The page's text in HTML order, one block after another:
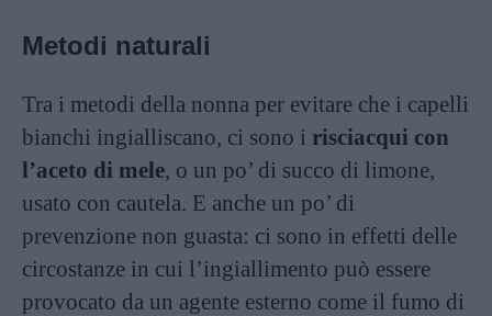
Metodi naturali
Tra i metodi della nonna per evitare che i capelli
bianchi ingialliscano, ci sono i risciacqui con
l’aceto di mele, o un po’ di succo di limone,
usato con cautela. E anche un po’ di
prevenzione non guasta: ci sono in effetti delle
circostanze in cui l’ingiallimento può essere
provocato da un agente esterno come il fumo di